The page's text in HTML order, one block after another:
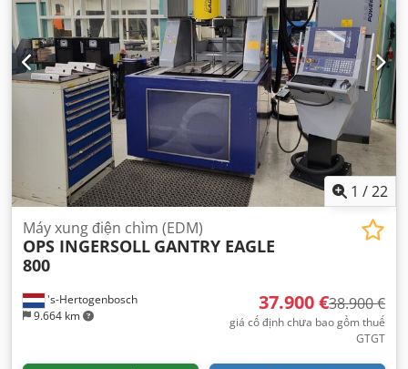
1 /22
's-Hertogenbosch
9.664 km
Máy xung điện chìm (EDM)
OPS INGERSOLL GANTRY EAGLE
800
37.900 €38.900 €
giá cố định chưa bao gồm thuế
GTGT